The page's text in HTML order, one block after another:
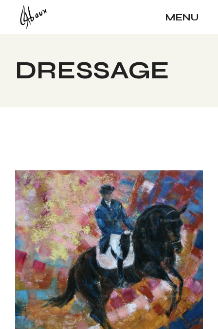
MENU
DRESSAGE